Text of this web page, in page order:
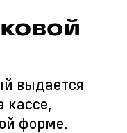
выдается
кассе,
форме.